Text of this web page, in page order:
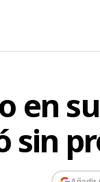
en
sin